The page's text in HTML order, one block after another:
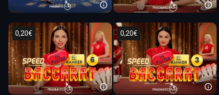
0,20€ 0,20€